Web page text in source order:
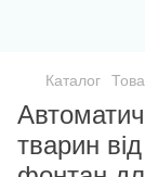
Каталог
тварин